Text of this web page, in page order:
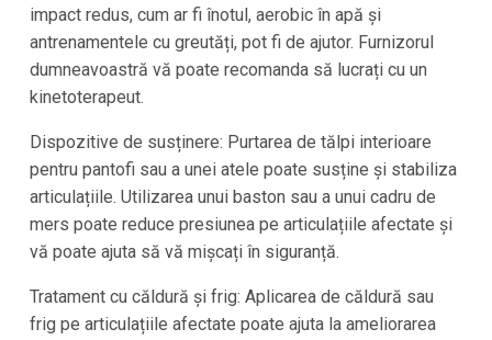
impact redus, cum ar fi înotul, aerobic în apă și
antrenamentele cu greutăți, pot fi de ajutor. Furnizorul
dumneavoastră vă poate recomanda să lucrați cu un
kinetoterapeut.
Dispozitive de susținere: Purtarea de tălpi interioare
pentru pantofi sau a unei atele poate susține și stabiliza
articulațiile. Utilizarea unui baston sau a unui cadru de
mers poate reduce presiunea pe articulațiile afectate și
vă poate ajuta să vă mișcați în siguranță.
Tratament cu căldură și frig: Aplicarea de căldură sau
frig pe articulațiile afectate poate ajuta la ameliorarea